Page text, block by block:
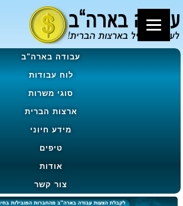
עבודה בארה"ב
לוח עבודות
סוגי משרות
ארצות הברית
מידע חיוני
טיפים
אודות
צור קשר